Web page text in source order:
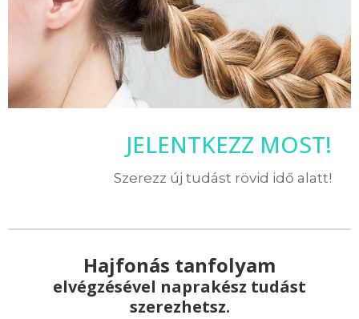
JELENTKEZZ MOST!
Szerezz új tudást rövid idő alatt!
Hajfonás tanfolyam
elvégzésével naprakész tudást
szerezhetsz.